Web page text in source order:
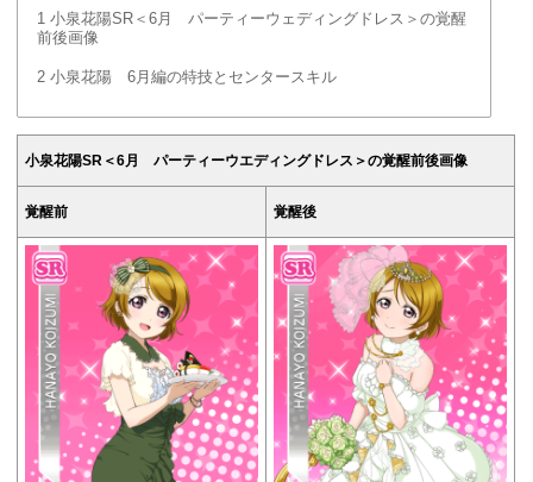
1 小泉花陽SR＜6月 パーティーウェディングドレス＞の覚醒
前後画像
2 小泉花陽 6月編の特技とセンタースキル
小泉花陽SR＜6月 パーティーウエディングドレス＞の覚醒前後画像
覚醒前 覚醒後